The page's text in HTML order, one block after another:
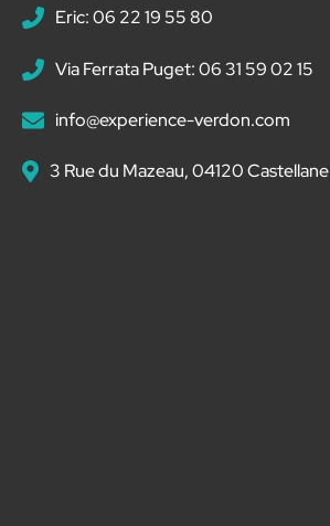
Eric: 06 22 19 55 80
Via Ferrata Puget: 06 31 59 02 15
info@experience-verdon.com
3 Rue du Mazeau, 04120 Castellane